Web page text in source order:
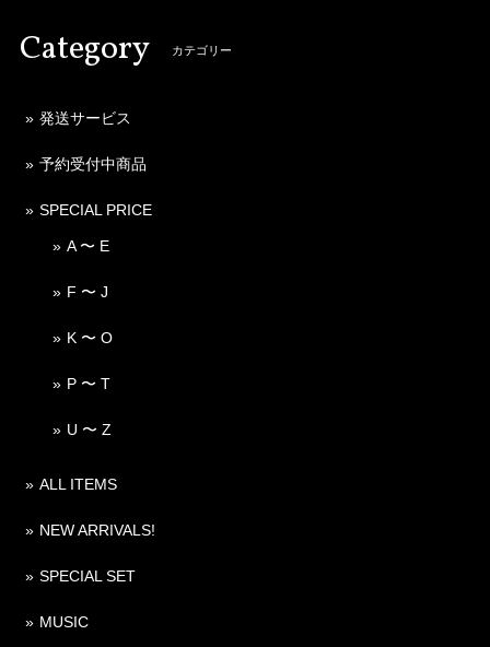
Category カテゴリー
発送サービス
予約受付中商品
SPECIAL PRICE
A 〜 E
F 〜 J
K 〜 O
P 〜 T
U 〜 Z
ALL ITEMS
NEW ARRIVALS!
SPECIAL SET
MUSIC